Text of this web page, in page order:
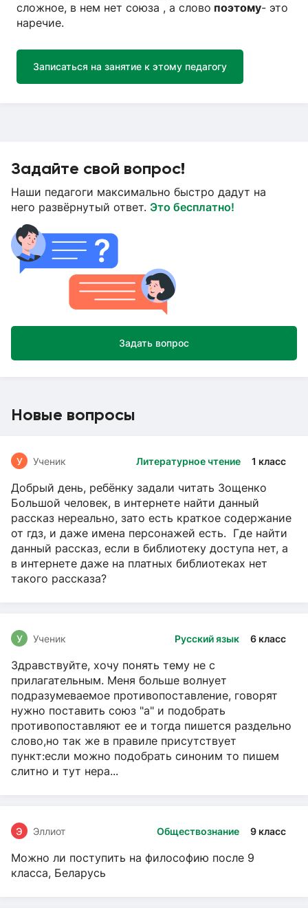
сложное, в нем нет союза , а слово поэтому- это
наречие.
Записаться на занятие к этому педагогу
Задайте свой вопрос!
Наши педагоги максимально быстро дадут на
него развёрнутый ответ. Это бесплатно!
Задать вопрос
Новые вопросы
Литературное чтение 1 класс
У Ученик
Добрый день, ребёнку задали читать Зощенко
Большой человек, в интернете найти данный
рассказ нереально, зато есть краткое содержание
от гдз, и даже имена персонажей есть. Где найти
данный рассказ, если в библиотеку доступа нет, а
в интернете даже на платных библиотеках нет
такого рассказа?
Русский язык 6 класс
У Ученик
Здравствуйте, хочу понять тему не с
прилагательным. Меня больше волнует
подразумеваемое противопоставление, говорят
нужно поставить союз "а" и подобрать
противопоставляют ее и тогда пишется раздельно
слово,но так же в правиле присутствует
пункт:если можно подобрать синоним то пишем
слитно и тут нера...
Обществознание 9 класс
Э Эллиот
Можно ли поступить на философию после 9
класса, Беларусь